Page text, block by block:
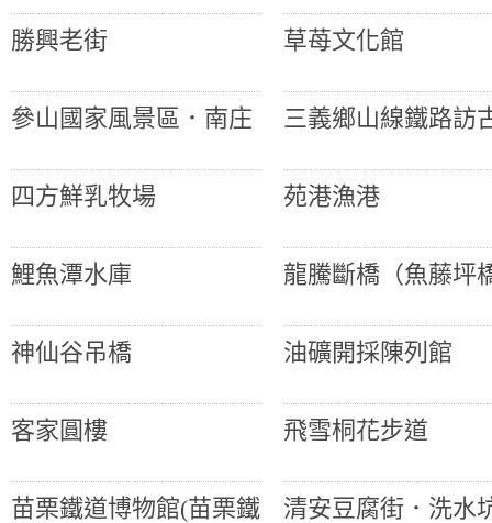
勝興老街 草苺文化館
參山國家風景區．南庄 三義鄉山線鐵路訪
四方鮮乳牧場 苑港漁港
鯉魚潭水庫 龍騰斷橋（魚藤坪
神仙谷吊橋 油礦開採陳列館
客家圓樓 飛雪桐花步道
苗栗鐵道博物館(苗栗鐵
清安豆腐街．洗水